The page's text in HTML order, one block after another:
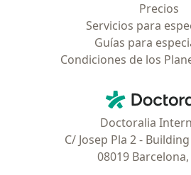
Precios
Servicios para
Guías para
Condiciones de los
Doctoralia
C/ Josep Pla 2 -
08019